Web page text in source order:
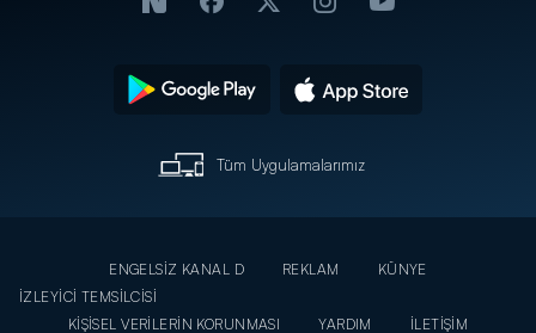
Tüm Uygulamalarımız
ENGELSİZ KANAL D REKLAM
KÜNYE
İZLEYİCİ TEMSİLCİSİ
KİŞİSEL VERİLERİN KORUNMASI
YARDIM
İLETİŞİM